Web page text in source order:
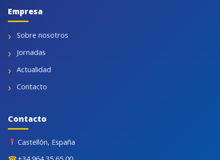
Empresa
Sobre nosotros
Jornadas
Actualidad
Contacto
Contacto
Castellón, España